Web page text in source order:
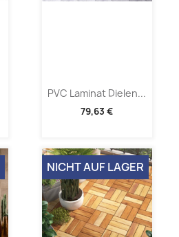
PVC Laminat Dielen...
79,63 €
NICHT AUF LAGER